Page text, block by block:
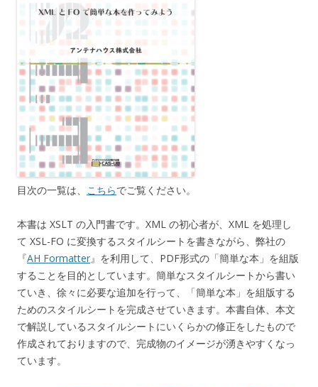
目次の一覧は、 こちらでご覧ください。
本書は XSLT の入門書です。XML の初心者が、XML を処理し
て XSL-FO に変換するスタイルシートを書きながら、弊社の
『AH Formatter』を利用して、PDF形式の「簡単な本」を組版
することを目的としています。簡単なスタイルシートから書い
ていき、徐々に必要な追加を行って、「簡単な本」を組版する
ためのスタイルシートを完成させていきます。本書自体、本文
で解説しているスタイルシートにいくらかの修正をしたもので
作成されておりますので、完成物のイメージが湧きやすくなっ
ています。